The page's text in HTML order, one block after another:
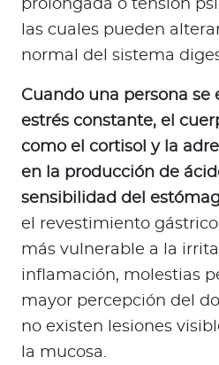
prolongada o tensión
las cuales pueden
normal del sistema
Cuando una persona se
estrés constante, el
como el cortisol y la
en la producción de
sensibilidad del
el revestimiento
más vulnerable a la
inflamación, molestias
mayor percepción del
no existen lesiones
la mucosa.